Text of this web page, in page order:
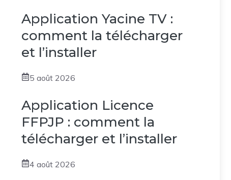
Application Yacine TV :
comment la télécharger
et l’installer
5 août 2026
Application Licence
FFPJP : comment la
télécharger et l’installer
4 août 2026